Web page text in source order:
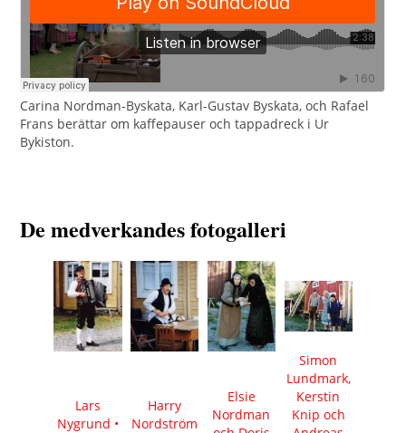
Carina Nordman-Byskata, Karl-Gustav Byskata, och Rafael
Frans berättar om kaffepauser och tappadreck i Ur
Bykiston.
De medverkandes fotogalleri
Lars
Nygrund •
Harry
Nordström
Elsie
Nordman
Simon
Lundmark,
Kerstin
Knip och